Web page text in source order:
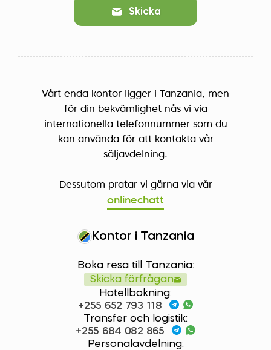
Skicka
Vårt enda kontor ligger i Tanzania, men
för din bekvämlighet nås vi via
internationella telefonnummer som du
kan använda för att kontakta vår
säljavdelning.
Dessutom pratar vi gärna via vår
onlinechatt
Kontor i Tanzania
Boka resa till Tanzania:
Skicka förfrågan
Hotellbokning:
+255 652 793 118
Transfer och logistik:
+255 684 082 865
Personalavdelning: